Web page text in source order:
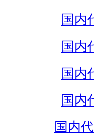
国内
国内
国内
国内
国内